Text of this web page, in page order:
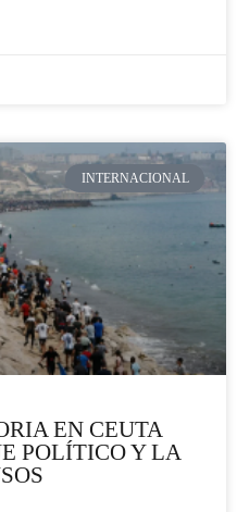
INTERNACIONAL
EN CEUTA
POLÍTICO Y LA